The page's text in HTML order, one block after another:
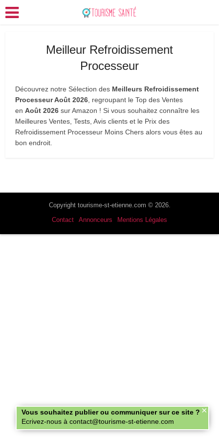
Meilleur Refroidissement
Processeur
Découvrez notre Sélection des Meilleurs Refroidissement
Processeur Août 2026 , regroupant le Top des Ventes
en Août 2026 sur Amazon ! Si vous souhaitez connaître les
Meilleures Ventes, Tests, Avis clients et le Prix des
Refroidissement Processeur Moins Chers alors vous êtes au
bon endroit.
Copyright tourisme-st-etienne.com © 2026.
Contact
Annonceurs Mentions Légales
Vous souhaitez publier ou communiquer sur ce site ?
Ecrivez-nous à contact@tourisme-st-etienne.com
×